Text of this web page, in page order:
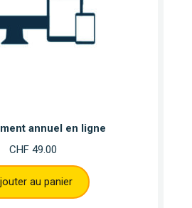
annuel en ligne
CHF49.00
au panier